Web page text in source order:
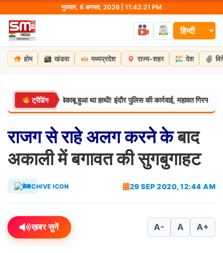
content
गुरुवार, 6 अगस्त, 2026 | 11:42:22 PM
होम खंडवा मध्यप्रदेश राज्य-शहर देश
ट्रेंडिंग
में बेकाबू हुआ था हाथी! इंदौर पुलिस की कार्रवाई, महावत गिरफ्तार
राजगसेराहे अलगकरनेकेबाद
अकाली में बगावत की सुगबुगाहट
देश 29 SEP 2020, 12:44 AM
ख़बर सुनें A- A A+